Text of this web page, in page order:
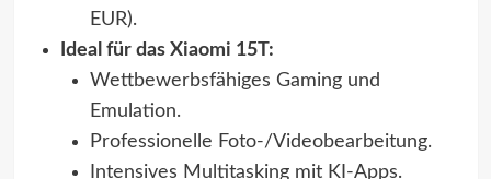
EUR).
Ideal für das Xiaomi 15T:
Wettbewerbsfähiges Gaming und
Emulation.
Professionelle Foto-/Videobearbeitung.
Intensives Multitasking mit KI-Apps.